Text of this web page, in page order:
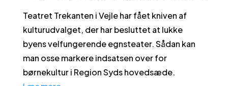
Teatret Trekanten i Vejle har fået kniven af
kulturudvalget, der har besluttet at lukke
byens velfungerende egnsteater. Sådan kan
man osse markere indsatsen over for
børnekultur i Region Syds hovedsæde.